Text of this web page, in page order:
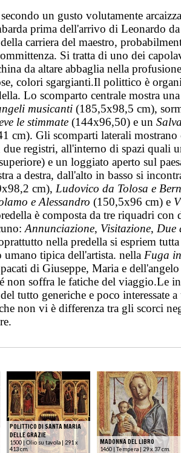
un gusto volutamente
prima dell'arrivo di Leonardo
carriera del maestro,
Si tratta di uno dei
da altare abbaglia nella
colori sgargianti.Il polittico è
Lo scomparto centrale mostra
musicanti (185,5x98,5 cm),
le stimmate (144x96,50) e un
cm). Gli scomparti laterali
registri, all'interno di spazi quali
e un loggiato aperto sul
a destra, dall'alto in basso si
cm), Ludovico da Tolosa e
e Alessandro (150,5x96 cm) e
è composta da tre riquadri con
Annunciazione, Visitazione, Due
nella predella si espriem
umano tipica dell'artista. nella Fuga
di Giuseppe, Maria e
non soffra le fatiche del viaggio.Le
tutto generiche e poco interessate a
non vi è differenza tra gli scorci
POLITTICO DI SANTA MARIA
DELLE GRAZIE
1500 | Olio su tavola | 291 x
413 cm.
MADONNA DEL LIBRO
1460 | Tempera | 29 x 37 cm.